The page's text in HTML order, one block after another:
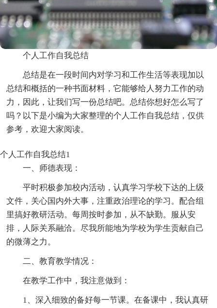
个人工作自我总结
总结是在一段时间内对学习和工作生活等表现加以
总结和概括的一种书面材料，它能够给人努力工作的动
力，因此，让我们写一份总结吧。总结你想好怎么写了
吗？以下是小编为大家整理的个人工作自我总结，仅供
参考，欢迎大家阅读。
个人工作自我总结1
一、师德表现：
平时积极参加校内活动，认真学习学校下达的上级
文件，关心国内外大事，注重政治理论的学习。配合组
里搞好教研活动。每周按时参加，从不缺勤。服从安
排，人际关系融洽。尽我所能地为学校为学生贡献自己
的微薄之力。
二、教育教学情况：
在教学工作中，我注意做到：
1、深入细致的备好每一节课。在备课中，我认真研